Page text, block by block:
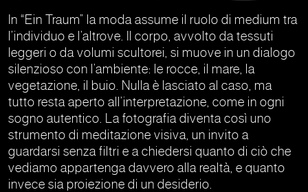
In “Ein Traum” la moda assume il ruolo di medium tra
l’individuo e l’altrove. Il corpo, avvolto da tessuti
leggeri o da volumi scultorei, si muove in un dialogo
silenzioso con l’ambiente: le rocce, il mare, la
vegetazione, il buio. Nulla è lasciato al caso, ma
tutto resta aperto all’interpretazione, come in ogni
sogno autentico. La fotografia diventa così uno
strumento di meditazione visiva, un invito a
guardarsi senza filtri e a chiedersi quanto di ciò che
vediamo appartenga davvero alla realtà, e quanto
invece sia proiezione di un desiderio.